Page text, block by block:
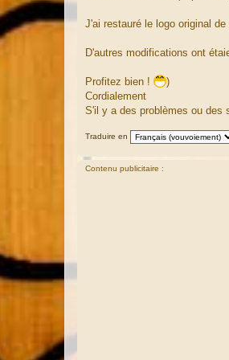
J'ai restauré le logo original
D'autres modifications ont
Profitez bien !
)
Cordialement
S'il y a des problèmes ou des
Traduire en
Contenu publicitaire :